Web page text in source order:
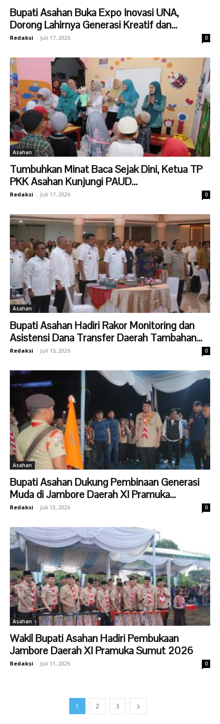
Bupati Asahan Buka Expo Inovasi UNA,
Dorong Lahirnya Generasi Kreatif dan...
Redaksi - Juli 17, 2026 0
Asahan
Tumbuhkan Minat Baca Sejak Dini, Ketua TP
PKK Asahan Kunjungi PAUD...
Redaksi - Juli 17, 2026 0
Asahan
Bupati Asahan Hadiri Rakor Monitoring dan
Asistensi Dana Transfer Daerah Tambahan...
Redaksi - Juli 15, 2026 0
Asahan
Bupati Asahan Dukung Pembinaan Generasi
Muda di Jambore Daerah XI Pramuka...
Redaksi - Juli 13, 2026 0
Asahan
Wakil Bupati Asahan Hadiri Pembukaan
Jambore Daerah XI Pramuka Sumut 2026
Redaksi - Juli 11, 2026 0
1 2 3